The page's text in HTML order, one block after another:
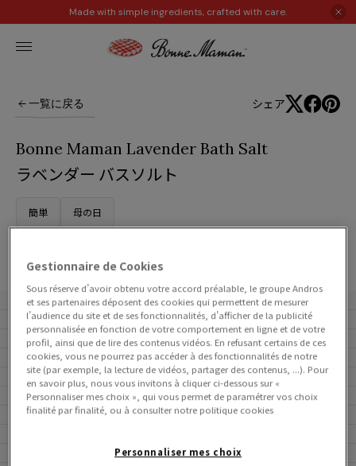
Made with simple ingredients, crafted with care.
一覧に戻る シェア
Bonne Maman Lavender Bath Salt
ラベンダー バスソルト
簡単 母の日
Gestionnaire de Cookies
Sous réserve d’avoir obtenu votre accord préalable, le groupe Andros
et ses partenaires déposent des cookies qui permettent de mesurer
l’audience du site et de ses fonctionnalités, d’afficher de la publicité
personnalisée en fonction de votre comportement en ligne et de votre
profil, ainsi que de lire des contenus vidéos. En refusant certains de ces
cookies, vous ne pourrez pas accéder à des fonctionnalités de notre
site (par exemple, la lecture de vidéos, partager des contenus, ...). Pour
en savoir plus, nous vous invitons à cliquer ci-dessous sur «
Personnaliser mes choix », qui vous permet de paramétrer vos choix
finalité par finalité, ou à consulter notre politique cookies
Personnaliser mes choix